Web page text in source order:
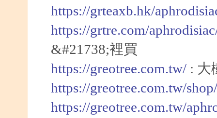
https://grteaxb.hk/
https://grtre.com/
&#21738;裡買
https://greotree.com.tw/: 大
https://greotree.com.tw/
https://greotree.com.tw/